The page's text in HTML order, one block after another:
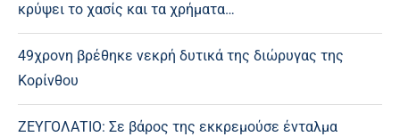
κρύψει το χασίς και τα χρήματα…
49χρονη βρέθηκε νεκρή δυτικά της διώρυγας της
Κορίνθου
ΖΕΥΓΟΛΑΤΙΟ: Σε βάρος της εκκρεμούσε ένταλμα